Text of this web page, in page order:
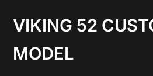
VIKING 52
MODEL